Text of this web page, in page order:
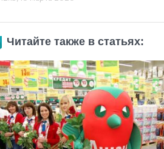
Читайте также в статьях: